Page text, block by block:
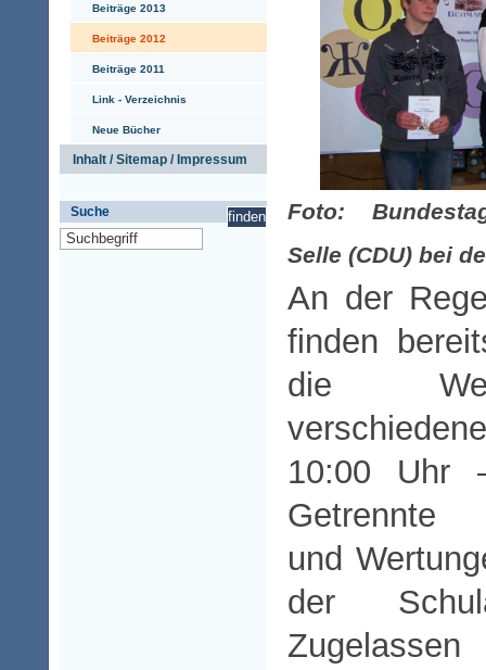
Beiträge 2013
Beiträge 2012
Beiträge 2011
Link - Verzeichnis
Neue Bücher
Inhalt / Sitemap / Impressum
Suche
Foto:
Selle (CDU) bei
An der
finden
die
10:00 Uhr
Getrennte
und
der